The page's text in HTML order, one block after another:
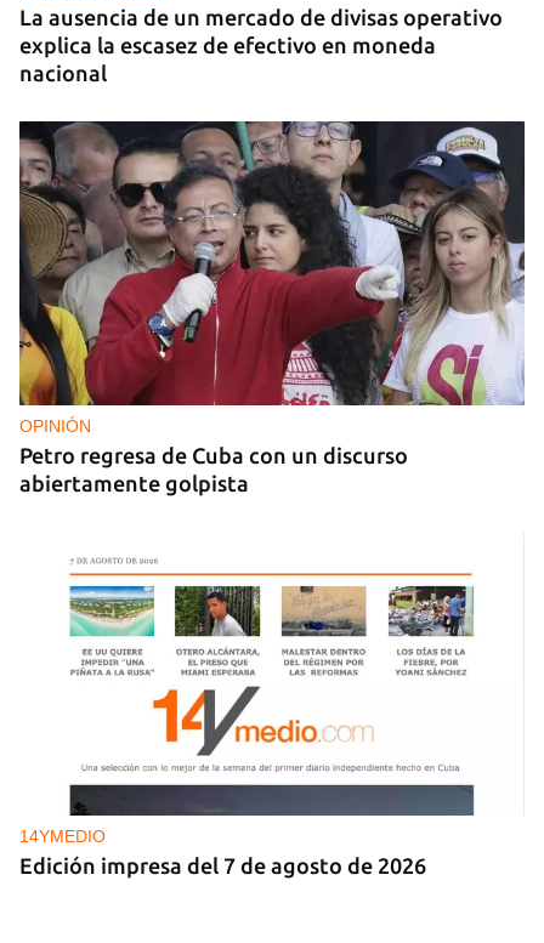
La ausencia de un mercado de divisas operativo
explica la escasez de efectivo en moneda
nacional
OPINIÓN
Petro regresa de Cuba con un discurso
abiertamente golpista
14YMEDIO
Edición impresa del 7 de agosto de 2026